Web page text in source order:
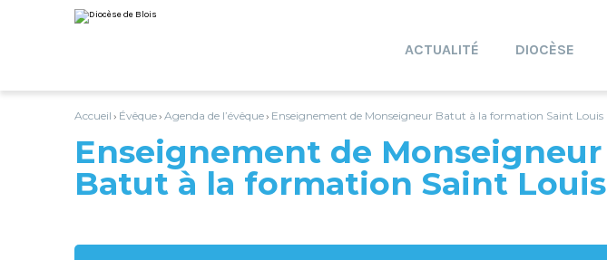
au
contenu.
personnels
ACTUALITÉ DIOCÈSE
Accueil › Évêque› Agenda de l’évêque› Enseignement de Monseigneur Batut à la formation Saint Louis
Enseignement de Monseigneur
Batut à la formation Saint Louis